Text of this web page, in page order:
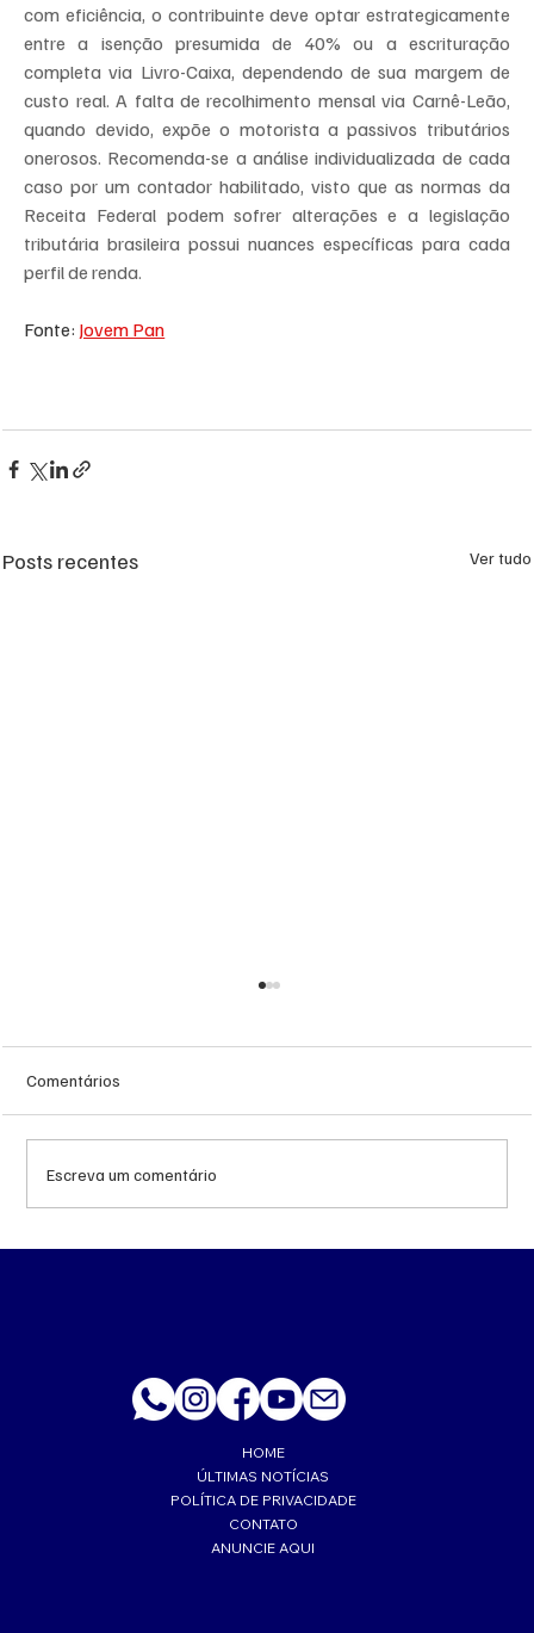
com eficiência, o contribuinte deve optar estrategicamente
entre a isenção presumida de 40% ou a escrituração
completa via Livro-Caixa, dependendo de sua margem de
custo real. A falta de recolhimento mensal via Carnê-Leão,
quando devido, expõe o motorista a passivos tributários
onerosos. Recomenda-se a análise individualizada de cada
caso por um contador habilitado, visto que as normas da
Receita Federal podem sofrer alterações e a legislação
tributária brasileira possui nuances específicas para cada
perfil de renda.
Fonte: Jovem Pan
Posts recentes Ver tudo
Comentários
Escreva um comentário
HOME
ÚLTIMAS NOTÍCIAS
POLÍTICA DE PRIVACIDADE
CONTATO
ANUNCIE AQUI